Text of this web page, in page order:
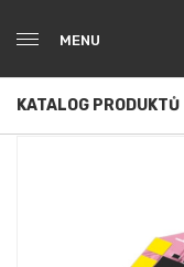
MENU
KATALOG PRODUKTŮ